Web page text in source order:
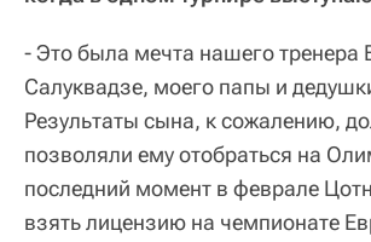
- Это была мечта нашего тренера
Салуквадзе, моего папы и
Результаты сына, к сожалению,
позволяли ему отобраться на
последний момент в феврале
взять лицензию на чемпионате